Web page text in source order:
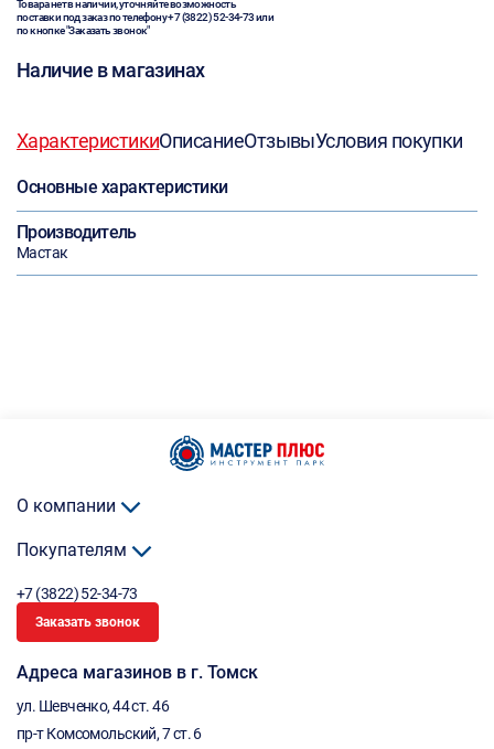
Товара нет в наличии, уточняйте возможность
поставки под заказ по телефону+7 (3822) 52-34-73или
по кнопке "Заказать звонок"
Наличие в магазинах
ХарактеристикиОписаниеОтзывыУсловия покупки
Основные характеристики
Производитель
Мастак
О компании
Покупателям
+7 (3822) 52-34-73
Заказать звонок
Адреса магазинов в г. Томск
ул. Шевченко, 44 ст. 46
пр-т Комсомольский, 7 ст. 6